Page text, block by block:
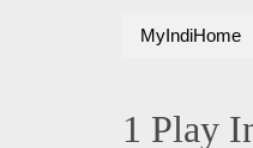
MyIndiHome
1 Play